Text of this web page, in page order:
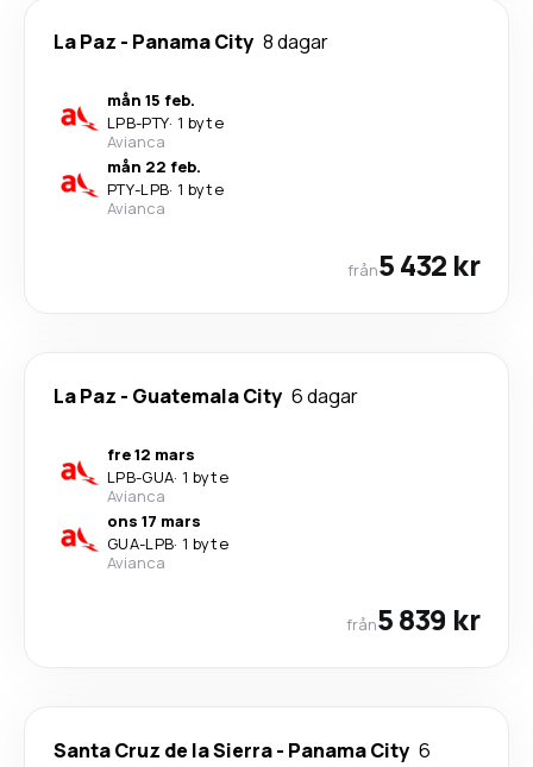
La Paz - Panama City 8 dagar
mån 15 feb.
LPB-PTY· 1 byte
Avianca
mån 22 feb.
PTY-LPB· 1 byte
Avianca
från5 432 kr
La Paz - Guatemala City 6 dagar
fre 12 mars
LPB-GUA· 1 byte
Avianca
ons 17 mars
GUA-LPB· 1 byte
Avianca
från5 839 kr
Santa Cruz de la Sierra- Panama City 6